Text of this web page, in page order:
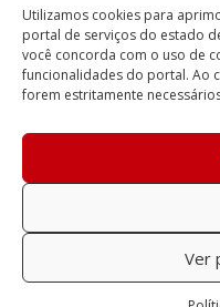
Utilizamos cookies para
portal de serviços do estado
você concorda com o uso de
funcionalidades do portal. Ao
forem estritamente
Ver
E-mail:
ENDEREÇO
Endereço:
Bairro:
Coqueiros,
88.080-160
Política de privacidade
Copyright © 2023 Todos os